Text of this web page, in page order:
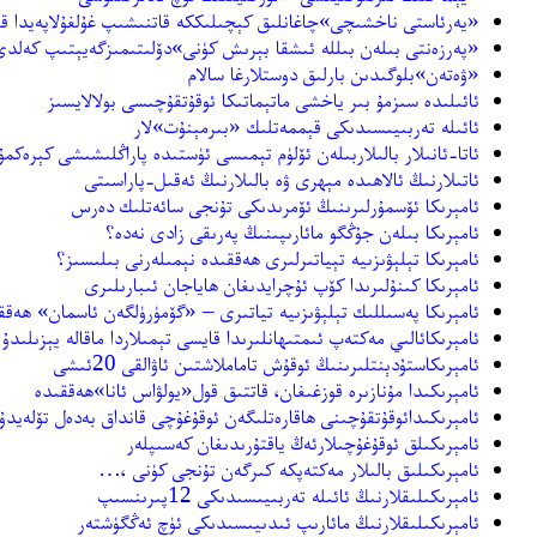
«يەرئاستى ناخشىچى»چاغانلىق كېچىلىككە قاتنىشىپ غۇلغۇلاپەيدا
«پەرزەنتى بىلەن بىللە ئىشقا بېرىش كۈنى»دۆلىتىمىزگەيېتىپ
«ۋەتەن»بلوگىدىن بارلىق دوستلارغا سالام
ئائىلىدە سىزمۇ بىر ياخشى ماتېماتىكا ئوقۇتقۇچىسى بولالايسىز
ئائىلە تەربىيىسىدىكى قېممەتلىك «بىرمېنۇت»لار
ئاتا-ئانىلار بالىلاربىلەن ئۆلۈم تېمىسى ئۈستىدە پاراڭلىشىشى
ئاتىلارنىڭ ئالاھىدە مېھرى ۋە بالىلارنىڭ ئەقىل-پاراسىتى
ئامېرىكا ئۆسمۇرلىرىنىڭ ئۆمرىدىكى تۇنجى سائەتلىك دەرس
ئامېرىكا بىلەن جۇڭگو مائارىپىنىڭ پەرىقى زادى نەدە؟
ئامېرىكا تېلېۋىزىيە تېياتىرلىرى ھەققىدە نېمىلەرنى بىلىسىز؟
ئامېرىكا كىنۇلىرىدا كۆپ ئۇچرايدىغان ھاياجان ئىبارىلىرى
ئامېرىكا پەسىللىك تېلېۋىزىيە تياتىرى – «گۆمۈرۈلگەن ئاسمان»
ئامېرىكائالىي مەكتەپ ئىمتىھانلىرىدا قايسى تېمىلاردا ماقالە يېزىلىدۇ
ئامېرىكاستۇدېنتلىرىنىڭ ئوقۇش تاماملاشتىن ئاۋالقى 20ئىشى
ئامېرىكىدا مۇنازىرە قوزغىغان، قاتتىق قول«يولۋاس ئانا»ھەققىدە
ئامېرىكىدائوقۇتقۇچىنى ھاقارەتلىگەن ئوقۇغۇچى قانداق بەدەل
ئامېرىكىلق ئوقۇغۇچىلارئەڭ ياقتۇرىدىغان كەسىپلەر
ئامېرىكىلىق بالىلار مەكتەپكە كىرگەن تۇنجى كۈنى ،…
ئامېرىكىلىقلارنىڭ ئائىلە تەربىيىسىدىكى 12پىرىنسىپ
ئامېرىكىلىقلارنىڭ مائارىپ ئىدىيىسىدىكى ئۈچ ئەڭگۈشتەر